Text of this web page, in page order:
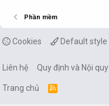
Phần mềm
Cookies Default style
Liên hệ Quy định và Nội quy
Trang chủ
R